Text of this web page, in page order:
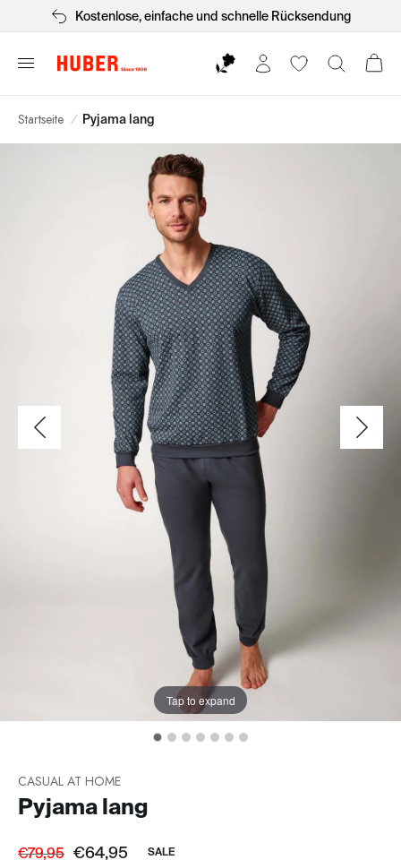
Kostenlose, einfache und schnelle Rücksendung
Startseite / Pyjama lang
Tap to expand
CASUAL AT HOME
Pyjama lang
€79,95 €64,95
SALE